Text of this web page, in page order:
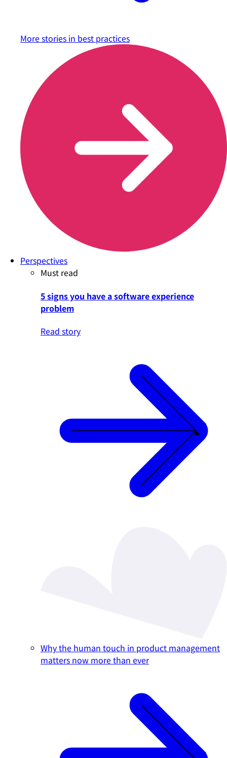
More stories in best practices
Perspectives
Must read
5 signs you have a software experience
problem
Read story
Why the human touch in product management
matters now more than ever